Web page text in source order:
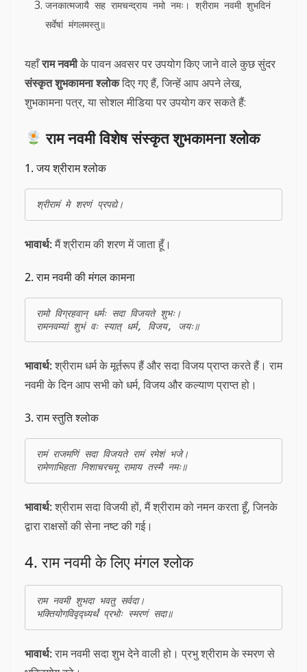
जनकात्मजायै सह रामचन्द्राय नमो नमः। श्रीराम नवमी शुभदिनं
सर्वेषां मंगलमस्तु॥
यहाँराम नवमीके पावन अवसर पर उपयोग किए जाने वाले कुछ सुंदर
संस्कृत शुभकामना श्लोकदिए गए हैं, जिन्हें आप अपने लेख,
शुभकामना पत्र, या सोशल मीडिया पर उपयोग कर सकते हैं:
राम नवमी विशेष संस्कृत शुभकामना श्लोक
1. जय श्रीराम श्लोक
भावार्थ:मैं श्रीराम की शरण में जाता हूँ।
2. राम नवमी की मंगल कामना
रामो विग्रहवान् धर्मः सदा विजयते शुभः।
भावार्थ:श्रीराम धर्म के मूर्तरूप हैं और सदा विजय प्राप्त करते हैं। राम
नवमी के दिन आप सभी को धर्म, विजय और कल्याण प्राप्त हो।
3. राम स्तुति श्लोक
रामं राजमणिं सदा विजयते रामं रमेशं भजे।
भावार्थ:श्रीराम सदा विजयी हों, मैं श्रीराम को नमन करता हूँ, जिनके
द्वारा राक्षसों की सेना नष्ट की गई।
4. राम नवमी के लिए मंगल श्लोक
राम नवमी शुभदा भवतु सर्वदा।
भावार्थ:राम नवमी सदा शुभ देने वाली हो। प्रभु श्रीराम के स्मरण से